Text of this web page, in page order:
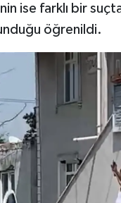
ise farklı bir
öğrenildi.